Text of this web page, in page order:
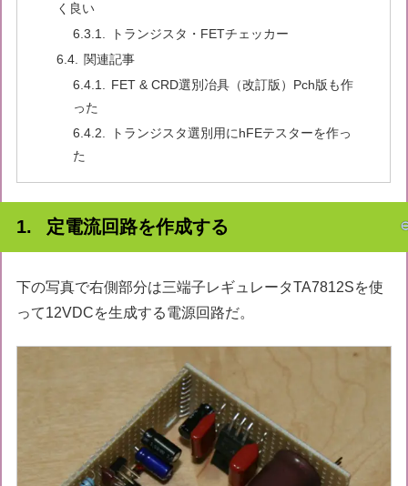
く良い
トランジスタ・FETチェッカー
関連記事
FET & CRD選別冶具（改訂版）Pch版も作
った
トランジスタ選別用にhFEテスターを作っ
た
定電流回路を作成する
下の写真で右側部分は三端子レギュレータTA7812Sを使
って12VDCを生成する電源回路だ。